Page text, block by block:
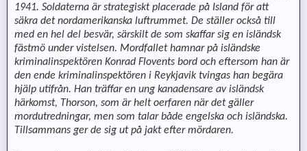
1941. Soldaterna är strategiskt placerade på Island för att
säkra det nordamerikanska luftrummet. De ställer också till
med en hel del besvär, särskilt de som skaffar sig en isländsk
fästmö under vistelsen. Mordfallet hamnar på isländske
kriminalinspektören Konrad Flovents bord och eftersom han är
den ende kriminalinspektören i Reykjavik tvingas han begära
hjälp utifrån. Han träffar en ung kanadensare av isländsk
härkomst, Thorson, som är helt oerfaren när det gäller
mordutredningar, men som talar både engelska och isländska.
Tillsammans ger de sig ut på jakt efter mördaren.